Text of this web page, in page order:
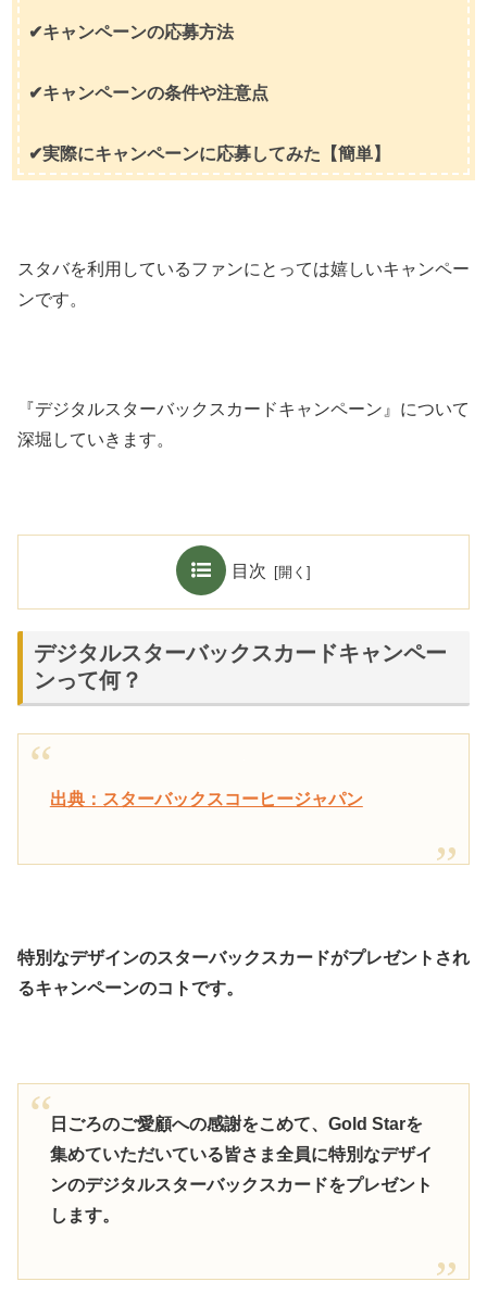
✔キャンペーンの応募方法
✔キャンペーンの条件や注意点
✔実際にキャンペーンに応募してみた【簡単】
スタバを利用しているファンにとっては嬉しいキャンペー
ンです。
『デジタルスターバックスカードキャンペーン』について
深堀していきます。
目次
デジタルスターバックスカードキャンペー
ンって何？
出典：スターバックスコーヒージャパン
特別なデザインのスターバックスカードがプレゼントされ
るキャンペーンのコトです。
日ごろのご愛顧への感謝をこめて、Gold Starを
集めていただいている皆さま全員に特別なデザイ
ンのデジタルスターバックスカードをプレゼント
します。